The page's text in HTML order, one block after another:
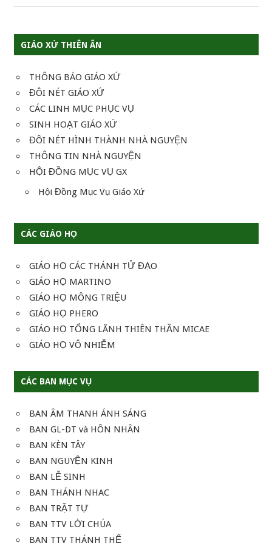
GIÁO XỨ THIÊN ÂN
THÔNG BÁO GIÁO XỨ
ĐÔI NÉT GIÁO XỨ
CÁC LINH MỤC PHỤC VỤ
SINH HOẠT GIÁO XỨ
ĐÔI NÉT HÌNH THÀNH NHÀ NGUYỆN
THÔNG TIN NHÀ NGUYỆN
HỘI ĐỒNG MỤC VỤ GX
Hội Đồng Mục Vụ Giáo Xứ
CÁC GIÁO HỌ
GIÁO HỌ CÁC THÁNH TỬ ĐẠO
GIÁO HỌ MARTINO
GIÁO HỌ MÔNG TRIỆU
GIÁO HỌ PHERO
GIÁO HỌ TỔNG LÃNH THIÊN THẦN MICAE
GIÁO HỌ VÔ NHIỄM
CÁC BAN MỤC VỤ
BAN ÂM THANH ÁNH SÁNG
BAN GL-DT và HÔN NHÂN
BAN KÈN TÂY
BAN NGUYỆN KINH
BAN LỄ SINH
BAN THÁNH NHAC
BAN TRẬT TỰ
BAN TTV LỜI CHÚA
BAN TTV THÁNH THỂ